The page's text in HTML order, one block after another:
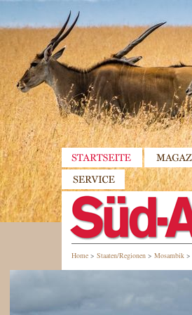
Home > Staaten/Regionen > Mosambik >